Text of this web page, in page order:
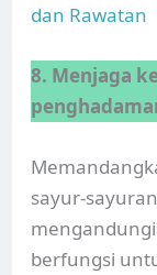
dan Rawatan
8. Menjaga
sayur-
berfungsi